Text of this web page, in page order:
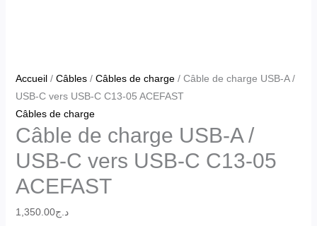
Accueil/ Câbles/ Câbles de charge/ Câble de charge USB-A /
USB-C vers USB-C C13-05 ACEFAST
Câbles de charge
Câble de charge USB-A /
USB-C vers USB-C C13-05
ACEFAST
د.ج1,350.00